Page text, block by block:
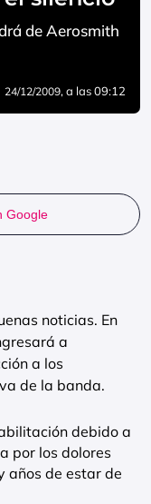
de Aerosmith
24/12/2009, a las 09:12
Google
noticias. En
a
a los
de la banda.
debido a
por los dolores
años de estar de